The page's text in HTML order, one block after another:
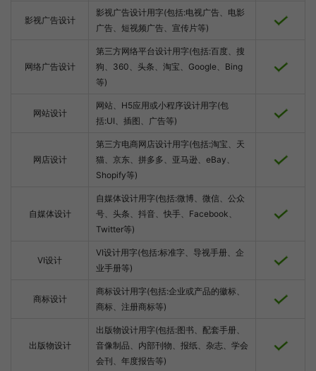
影视广告设计
影视广告设计用字(包括:电视广告、电影
广告、短视频广告、宣传片等)
网络广告设计
第三方网络平台设计用字(包括:百度、搜
狗、360、头条、淘宝、Google、Bing
等)
网站设计
网站、H5应用或小程序设计用字(包
括:UI、插图、广告等)
网店设计
第三方电商网店设计用字(包括:淘宝、天
猫、京东、拼多多、亚马逊、eBay、
Shopify等)
自媒体设计
自媒体设计用字(包括:微博、微信、公众
号、头条、抖音、快手、Facebook、
Twitter等)
VI设计
VI设计用字(包括:标准字、导视手册、企
业手册等)
商标设计
商标设计用字(包括:企业或产品的徽标、
商标、注册商标等)
出版物设计
出版物设计用字(包括:图书、配套手册、
音像制品、内部刊物、报纸、杂志、学会
会刊、年度报告等)